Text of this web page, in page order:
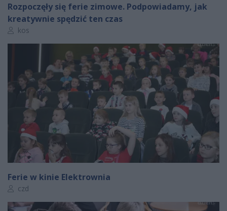
Rozpoczęły się ferie zimowe. Podpowiadamy, jak
kreatywnie spędzić ten czas
Autor artykułu:
kos
Ferie w kinie Elektrownia
Autor artykułu:
czd